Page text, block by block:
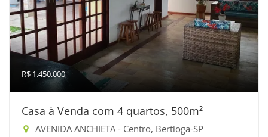
R$ 1.450.000
Casa à Venda com 4 quartos, 500m²
AVENIDA ANCHIETA - Centro, Bertioga-SP